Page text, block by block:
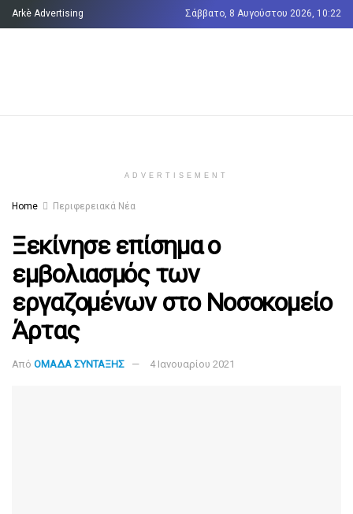
Arkè Advertising Σάββατο, 8 Αυγούστου 2026, 10:22
ADVERTISEMENT
Home Περιφερειακά Νέα
Ξεκίνησε επίσημα ο
εμβολιασμός των
εργαζομένων στο Νοσοκομείο
Άρτας
Από ΟΜΑΔΑ ΣΥΝΤΑΞΗΣ 4 Ιανουαρίου 2021